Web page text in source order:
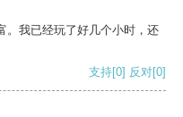
。我已经玩了好几个小时，还
支持[0] 反对[0]